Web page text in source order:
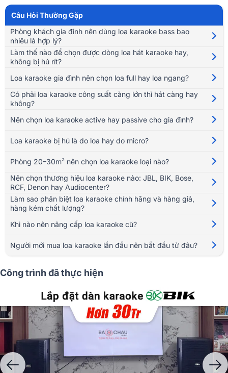
hiện giọng hát rõ ràng, âm trung sáng, âm lượng lớn và khả năng hoạt
động ổn định trong thời gian dài. Nhờ đó, giọng ca trở nên nổi bật hơn
trên nền nhạc, hạn chế hiện tượng méo tiếng khi mở âm lượng cao và
mang lại cảm giác hát nhẹ, dễ chịu.
Một chiếcloa karaoke chất lượngkhông chỉ tái tạo âm thanh trung thực
mà còn sở hữu độ bền cao, khả năng chịu công suất lớn và đáp ứng tốt
các dải tần từ âm trầm mạnh mẽ đến âm cao chi tiết. Đây là yếu tố giúp
hệ thống karaoke duy trì hiệu suất ổn định trong quá trình sử dụng liên
Câu Hỏi Thường Gặp
Phòng khách gia đình nên dùng loa karaoke bass bao
nhiêu là hợp lý?
Làm thế nào để chọn được dòng loa hát karaoke hay,
không bị hú rít?
Loa karaoke gia đình nên chọn loa full hay loa ngang?
Có phải loa karaoke công suất càng lớn thì hát càng hay
không?
Nên chọn loa karaoke active hay passive cho gia đình?
Loa karaoke bị hú là do loa hay do micro?
Phòng 20–30m² nên chọn loa karaoke loại nào?
Nên chọn thương hiệu loa karaoke nào: JBL, BIK, Bose,
RCF, Denon hay Audiocenter?
Làm sao phân biệt loa karaoke chính hãng và hàng giả,
hàng kém chất lượng?
Khi nào nên nâng cấp loa karaoke cũ?
Người mới mua loa karaoke lần đầu nên bắt đầu từ đâu?
Công trình đã thực hiện